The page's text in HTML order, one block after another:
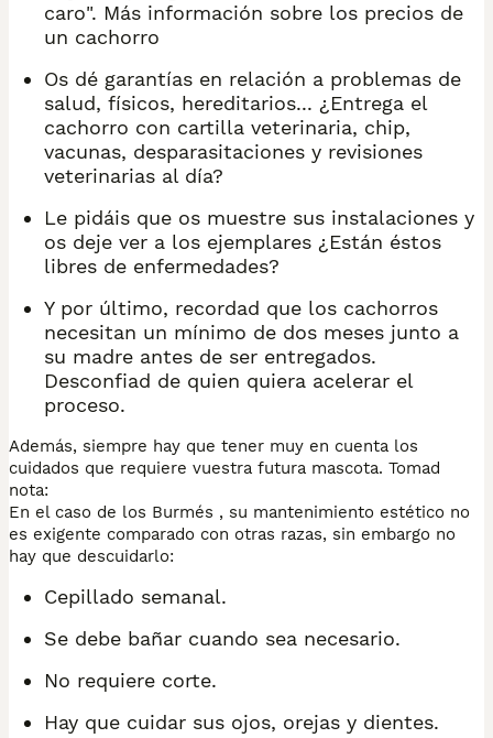
caro". Más información sobre los precios de
un cachorro
Os dé garantías en relación a problemas de
salud, físicos, hereditarios... ¿Entrega el
cachorro con cartilla veterinaria, chip,
vacunas, desparasitaciones y revisiones
veterinarias al día?
Le pidáis que os muestre sus instalaciones y
os deje ver a los ejemplares ¿Están éstos
libres de enfermedades?
Y por último, recordad que los cachorros
necesitan un mínimo de dos meses junto a
su madre antes de ser entregados.
Desconfiad de quien quiera acelerar el
proceso.
Además, siempre hay que tener muy en cuenta los
cuidados que requiere vuestra futura mascota. Tomad
nota:
En el caso de los Burmés , su mantenimiento estético no
es exigente comparado con otras razas, sin embargo no
hay que descuidarlo:
Cepillado semanal.
Se debe bañar cuando sea necesario.
No requiere corte.
Hay que cuidar sus ojos, orejas y dientes.